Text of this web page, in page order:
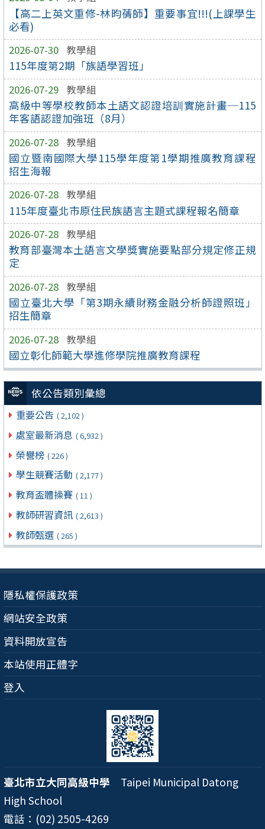
【高二上英文重修-林昀蒨師】重要事宜!!!(上課學生
必看)
2026-07-30 教學組
115年度第2期「族語學習班」
2026-07-29 教學組
高級中等學校教師本土語文認證培訓實施計畫─115
年客語認證加強班（8月）
2026-07-28 教學組
國立暨南國際大學115學年度第1學期推廣教育課程
招生海報
2026-07-28 教學組
115年度臺北市原住民族語言主題式課程報名簡章
2026-07-28 教學組
教育部臺灣本土語言文學獎實施要點部分規定修正規
定
2026-07-28 教學組
國立臺北大學「第3期永續財務金融分析師證照班」
招生簡章
2026-07-28 教學組
國立彰化師範大學進修學院推廣教育課程
依公告類別彙總
重要公告 ( 2,102 )
處室最新消息 ( 6,932 )
榮譽榜 ( 226 )
學生競賽活動 ( 2,177 )
教育盃體操賽 ( 11 )
教師研習資訊 ( 2,613 )
教師甄選 ( 265 )
隱私權保護政策
網站安全政策
資料開放宣告
本站使用正體字
登入
臺北市立大同高級中學 Taipei Municipal Datong
High School
電話：(02) 2505-4269